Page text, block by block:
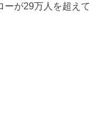
ーが29万人を超えて